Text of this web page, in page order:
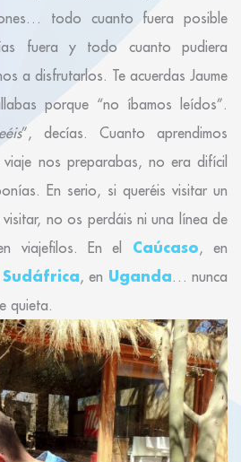
todo cuanto fuera posible
fuera y todo cuanto pudiera
a disfrutarlos. Te acuerdas Jaume
porque “no íbamos leídos”.
”, decías. Cuanto aprendimos
nos preparabas, no era difícil
En serio, si queréis visitar un
visitar, no os perdáis ni una línea de
viajefilos. En el Caúcaso, en
Sudáfrica, en Uganda… nunca
quieta.